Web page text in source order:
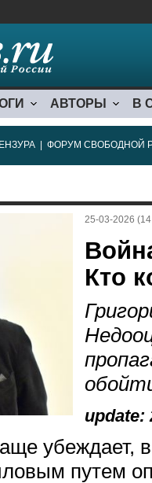
АВТОРЫ В
ФОРУМ СВОБОДНОЙ
25-03-2026
Кто
update:
убеждает,
путем